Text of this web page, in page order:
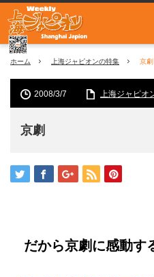
ホーム 上海ジャピオンの特集 京劇
2008/3/7 上海ジャピオ
京劇
だから京劇に感動す